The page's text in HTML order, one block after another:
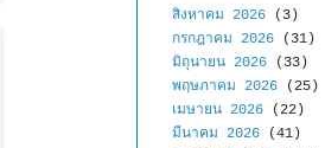
สิงหาคม 2026 (3)
กรกฎาคม 2026 (31)
มิถุนายน 2026 (33)
พฤษภาคม 2026 (25)
เมษายน 2026 (22)
มีนาคม 2026 (41)